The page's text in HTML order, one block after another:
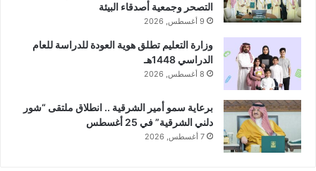
التصحر وجمعية أصدقاء البيئة
9 أغسطس, 2026
وزارة التعليم تطلق هوية العودة للدراسة للعام
الدراسي 1448هـ
8 أغسطس, 2026
برعاية سمو أمير الشرقية .. انطلاق ملتقى “شور
دلني الشرقية” في 25 أغسطس
7 أغسطس, 2026